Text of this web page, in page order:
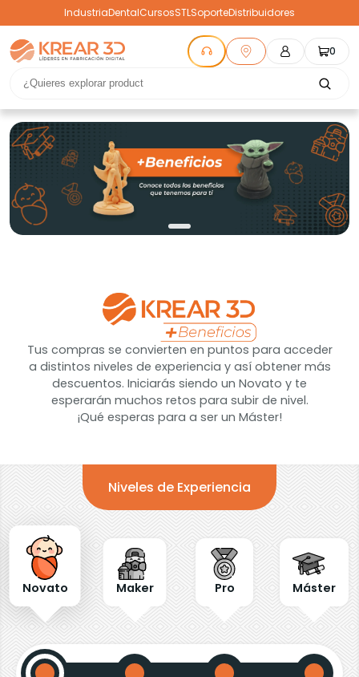
IndustriaDentalCursosSTLSoporteDistribuidores
0
Tus compras se convierten en puntos para acceder
a distintos niveles de experiencia y así obtener más
descuentos. Iniciarás siendo un Novato y te
esperarán muchos retos para subir de nivel.
¡Qué esperas para a ser un Máster!
Niveles de Experiencia
Novato Maker Pro Máster